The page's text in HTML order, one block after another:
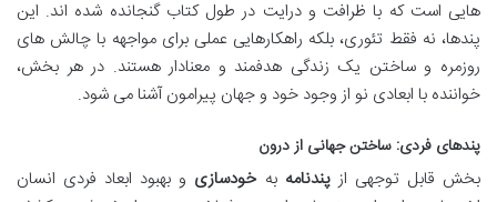
هایی است که با ظرافت و درایت در طول کتاب گنجانده شده اند. این
پندها، نه فقط تئوری، بلکه راهکارهایی عملی برای مواجهه با چالش های
روزمره و ساختن یک زندگی هدفمند و معنادار هستند. در هر بخش،
خواننده با ابعادی نو از وجود خود و جهان پیرامون آشنا می شود.
پندهای فردی: ساختن جهانی از درون
بخش قابل توجهی ازپندنامه بهخودسازی و بهبود ابعاد فردی انسان